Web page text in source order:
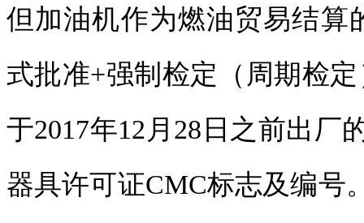
但加油机作为燃油贸易结算
式批准+强制检定（周期检
于2017年12月28日之前出厂
器具许可证CMC标志及编号